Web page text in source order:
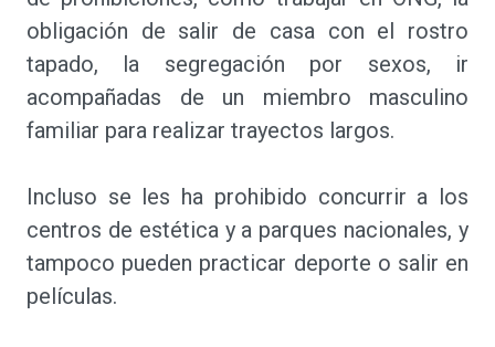
obligación de salir de casa con el rostro
tapado, la segregación por sexos, ir
acompañadas de un miembro masculino
familiar para realizar trayectos largos.
Incluso se les ha prohibido concurrir a los
centros de estética y a parques nacionales, y
tampoco pueden practicar deporte o salir en
películas.